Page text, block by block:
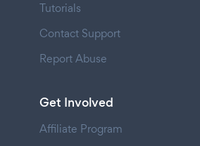
Tutorials
Contact Support
Report Abuse
Get Involved
Affiliate Program